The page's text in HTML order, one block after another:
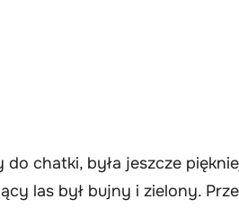
chatki, była jeszcze
las był bujny i zielony.